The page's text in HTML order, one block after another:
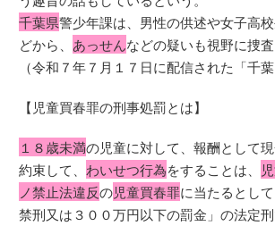
千葉県警少年課は、男性の供述や女子高
どから、 あっせんなどの疑いも視野に捜査
（令和７年７月１７日に配信された「千
【児童買春罪の刑事処罰とは】
１８歳未満の児童に対して、報酬として
約束して、わいせつ行為をすることは、
ノ禁止法違反の児童買春罪に当たるとし
禁刑又は３００万円以下の罰金」の法定